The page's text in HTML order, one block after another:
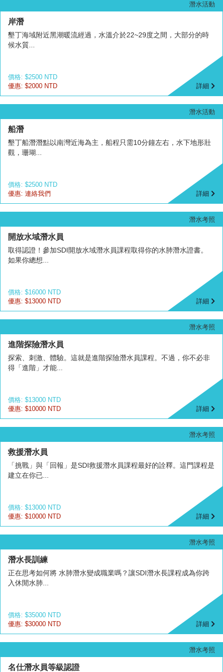
潛水活動
岸潛
墾丁海域附近黑潮暖流經過，水溫介於22~29度之間，大部分的時
候水質...
價格: $2500 NTD
優惠: $2000 NTD
詳細
潛水活動
船潛
墾丁船潛潛點以南灣近海為主，船程只需10分鐘左右，水下地形壯
觀，珊瑚...
價格: $2500 NTD
優惠: 連絡我們
詳細
潛水考照
開放水域潛水員
取得認證！參加SDI開放水域潛水員課程取得你的水肺潛水證書。
如果你總想...
價格: $16000 NTD
優惠: $13000 NTD
詳細
潛水考照
進階探險潛水員
探索、刺激、體驗。這就是進階探險潛水員課程。不過，你不必非
得「進階」才能...
價格: $13000 NTD
優惠: $10000 NTD
詳細
潛水考照
救援潛水員
「挑戰」與「回報」是SDI救援潛水員課程最好的詮釋。這門課程是
建立在你已...
價格: $13000 NTD
優惠: $10000 NTD
詳細
潛水考照
潛水長訓練
正在思考如何將 水肺潛水變成職業嗎？讓SDI潛水長課程成為你跨
入休閒水肺...
價格: $35000 NTD
優惠: $30000 NTD
詳細
潛水考照
名仕潛水員等級認證